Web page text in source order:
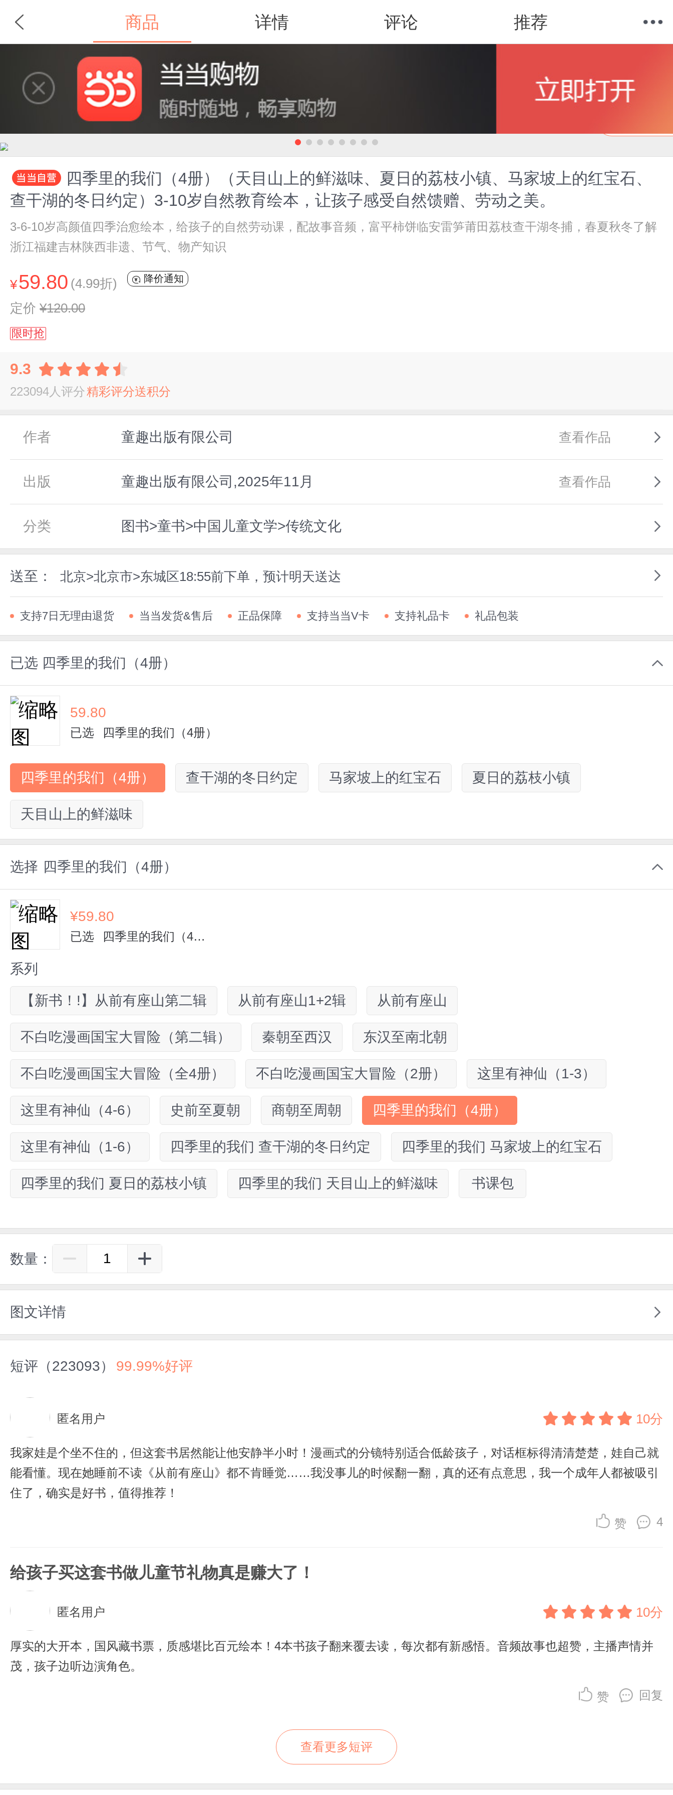
商品 详情 评论 推荐
分类 我的当当
四季里的我们（4册）（天目山上的鲜滋味、夏日的荔枝小镇、马家坡上的红宝石、
查干湖的冬日约定）3-10岁自然教育绘本，让孩子感受自然馈赠、劳动之美。
3-6-10岁高颜值四季治愈绘本，给孩子的自然劳动课，配故事音频，富平柿饼临安雷笋莆田荔枝查干湖冬捕，春夏秋冬了解
浙江福建吉林陕西非遗、节气、物产知识
¥59.80 (4.99折) 降价通知
定价 ¥120.00
限时抢
9.3
223094人评分精彩评分送积分
作者 童趣出版有限公司 查看作品
出版 童趣出版有限公司,2025年11月 查看作品
分类 图书>童书>中国儿童文学>传统文化
送至： 北京>北京市>东城区18:55前下单，预计明天送达
支持7日无理由退货 当当发货&售后 正品保障 支持当当V卡 支持礼品卡 礼品包装
已选 四季里的我们（4册）
59.80
已选 四季里的我们（4册）
四季里的我们（4册） 查干湖的冬日约定 马家坡上的红宝石 夏日的荔枝小镇
天目山上的鲜滋味
选择 四季里的我们（4册）
¥59.80
已选 四季里的我们（4册）
系列
【新书！!】从前有座山第二辑 从前有座山1+2辑 从前有座山
不白吃漫画国宝大冒险（第二辑） 秦朝至西汉 东汉至南北朝
不白吃漫画国宝大冒险（全4册） 不白吃漫画国宝大冒险（2册） 这里有神仙（1-3）
这里有神仙（4-6） 史前至夏朝 商朝至周朝 四季里的我们（4册）
这里有神仙（1-6） 四季里的我们 查干湖的冬日约定 四季里的我们 马家坡上的红宝石
四季里的我们 夏日的荔枝小镇 四季里的我们 天目山上的鲜滋味 书课包
数量：
图文详情
短评（223093） 99.99%好评
匿名用户 10分
我家娃是个坐不住的，但这套书居然能让他安静半小时！漫画式的分镜特别适合低龄孩子，对话框标得清清楚楚，娃自己就
能看懂。现在她睡前不读《从前有座山》都不肯睡觉……我没事儿的时候翻一翻，真的还有点意思，我一个成年人都被吸引
住了，确实是好书，值得推荐！
4
赞
给孩子买这套书做儿童节礼物真是赚大了！
匿名用户 10分
厚实的大开本，国风藏书票，质感堪比百元绘本！4本书孩子翻来覆去读，每次都有新感悟。音频故事也超赞，主播声情并
茂，孩子边听边演角色。
回复
赞
查看更多短评